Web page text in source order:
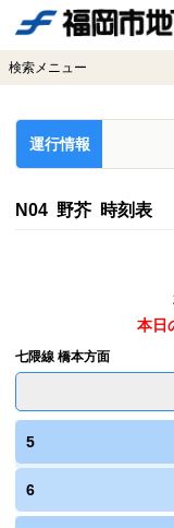
検索メニュー
運行情報
N04 野芥 時刻表
本日
七隈線 橋本方面
5
6